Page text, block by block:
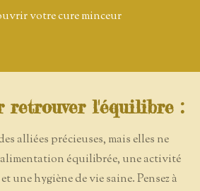
votre cure minceur
retrouver l'équilibre :
alliées précieuses, mais elles ne
équilibrée, une activité
une hygiène de vie saine. Pensez à